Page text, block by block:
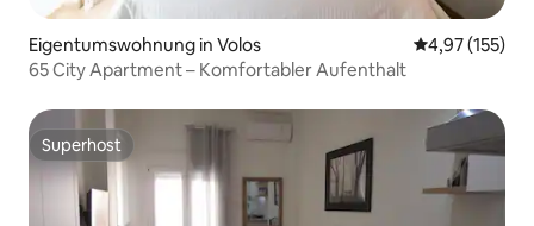
Eigentumswohnung in Volos
4,97 (155)
65 City Apartment – Komfortabler Aufenthalt
Superhost
Superhost